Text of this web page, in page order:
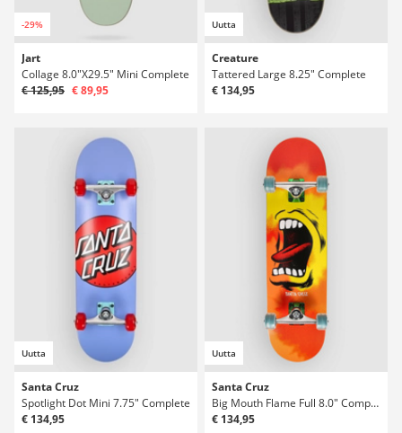
-29%
Jart
Collage 8.0"X29.5" Mini Complete
€ 125,95 € 89,95
Uutta
Creature
Tattered Large 8.25" Complete
€ 134,95
Uutta
Santa Cruz
Spotlight Dot Mini 7.75" Complete
€ 134,95
Uutta
Santa Cruz
Big Mouth Flame Full 8.0" Complete
€ 134,95